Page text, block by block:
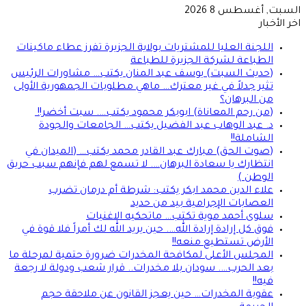
السبت, أغسطس 8 2026
اخر الأخبار
اللجنة العليا للمشتريات بولاية الجزيرة تفرز عطاء ماكينات
الطباعة لشركة الجزيرة للطباعة
(حديث السبت) يوسف عبد المنان يكتب… مشاورات الرئيس
تثير جدلاً في غير معترك… ماهي مطلوبات الجمهورية الأولى
من البرهان؟
(من رحم المعاناة) ابوبكر محمود يكتب…. سبت أخضر!!
د. عبد الوهاب عبد الفضيل يكتب… الجامعات والجودة
الشاملة!!
(صوت الحق) مبارك عبد القادر محمد يكتب… (الميدان في
انتظارك يا سعادة البرهان…. لا تسمع لهم فإنهم سبب حريق
الوطن )
علاء الدين محمد ابكر يكتب: شرطة أم درمان تضرب
العصابات الإجرامية بيد من حديد
سلوى أحمد موية تكتب… ماتحكيه الاغنيات
فوق كل إرادة إرادة الله…. حين يريد الله لك أمراً فلا قوة في
الأرض تستطيع منعه!!
المجلس الأعلى لمكافحة المخدرات ضرورة حتمية لمرحلة ما
بعد الحرب…. سودان بلا مخدرات.. قرار شعب ودولة لا رجعة
فيه!!
عقوبة المخدرات… حين يعجز القانون عن ملاحقة حجم